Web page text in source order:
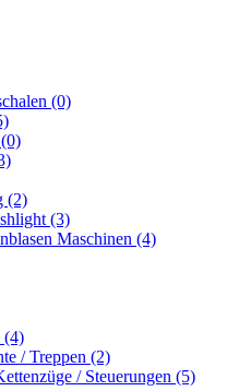
(0)
(2)
(3)
Maschinen (4)
(4)
/ Treppen (2)
/ Steuerungen (5)